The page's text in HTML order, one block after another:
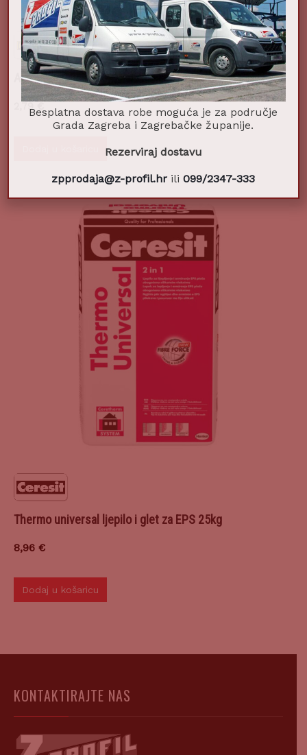
APU lajsna s mrežicom 2,4m
2,79
Thermo universal ljepilo i glet za EPS 25kg
8,96 €
Dodaj u košaricu
KONTAKTIRAJTE NAS
Besplatna dostava robe moguća je za područje
Grada Zagreba i Zagrebačke županije.
Rezerviraj dostavu
zpprodaja@z-profil.hr ili099/2347-333